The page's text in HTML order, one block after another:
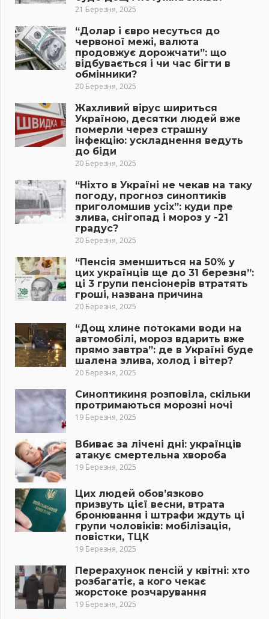
21 Березня, 2025
“Долар і євро несуться до
червоної межі, валюта
продовжує дорожчати”: що
відбувається і чи час бігти в
обмінники?
20 Березня, 2025
Жахливий вірус шириться
Україною, десятки людей вже
померли через страшну
інфекцію: ускладнення ведуть
до біди
20 Березня, 2025
“Ніхто в Україні не чекав на таку
погоду, прогноз синоптиків
приголомшив усіх”: куди пре
злива, снігопад і мороз у -21
градус?
20 Березня, 2025
“Пенсія зменшиться на 50% у
цих українців ще до 31 березня”:
ці 3 групи пенсіонерів втратять
гроші, названа причина
20 Березня, 2025
“Дощ хлине потоками води на
автомобілі, мороз вдарить вже
прямо завтра”: де в Україні буде
шалена злива, холод і вітер?
20 Березня, 2025
Синоптикиня розповіла, скільки
протримаються морозні ночі
19 Березня, 2025
Вбиває за лічені дні: українців
атакує смертельна хвороба
19 Березня, 2025
Цих людей обов’язково
призвуть цієї весни, втрата
бронювання і штрафи ждуть ці
групи чоловіків: мобілізація,
повістки, ТЦК
19 Березня, 2025
Перерахунок пенсій у квітні: хто
розбагатіє, а кого чекає
жорстоке розчарування
19 Березня, 2025